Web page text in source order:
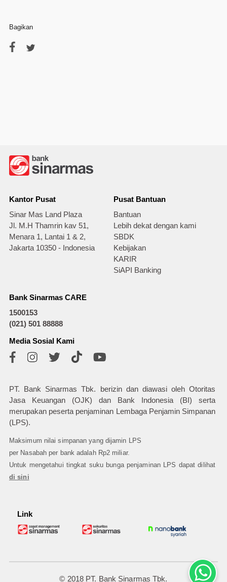
Bagikan
Kantor Pusat
Sinar Mas Land Plaza
Jl. M.H Thamrin kav 51,
Menara 1, Lantai 1 & 2,
Jakarta 10350 - Indonesia
Pusat Bantuan
Bantuan
Lebih dekat dengan kami
SBDK
Kebijakan
KARIR
SiAPI Banking
Bank Sinarmas CARE
1500153
(021) 501 88888
Media Sosial Kami
PT. Bank Sinarmas Tbk. berizin dan diawasi oleh Otoritas
Jasa Keuangan (OJK) dan Bank Indonesia (BI) serta
merupakan peserta penjaminan Lembaga Penjamin Simpanan
(LPS).
Maksimum nilai simpanan yang dijamin LPS
per Nasabah per bank adalah Rp2 miliar.
Untuk mengetahui tingkat suku bunga penjaminan LPS dapat dilihat
di sini
Link
© 2018 PT. Bank Sinarmas Tbk.